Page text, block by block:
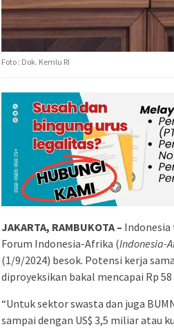
Foto : Dok. Kemlu RI
JAKARTA, RAMBUKOTA –
Forum Indonesia-Afrika (Indonesia-
(1/9/2024) besok. Potensi kerja
diproyeksikan bakal mencapai Rp
“Untuk sektor swasta dan juga
sampai dengan US$ 3,5 miliar atau